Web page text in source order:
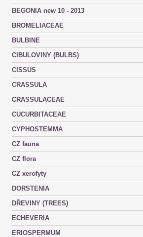
BEGONIA new 10 - 2013
BROMELIACEAE
BULBINE
CIBULOVINY (BULBS)
CISSUS
CRASSULA
CRASSULACEAE
CUCURBITACEAE
CYPHOSTEMMA
CZ fauna
CZ flora
CZ xerofyty
DORSTENIA
DŘEVINY (TREES)
ECHEVERIA
ERIOSPERMUM